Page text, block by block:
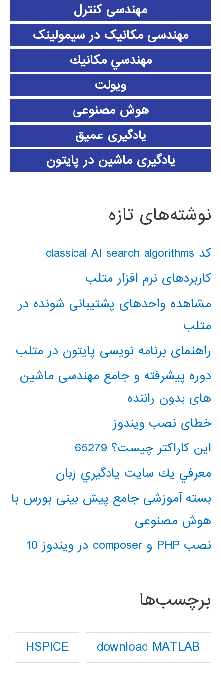
مهندسی کنترل
مهندسی مکانیک در سیمولینک
مهندسي مكانيك
ویولت
هوش مصنوعی
یادگیری عمیق
یادگیری ماشین در پایتون
نوشته‌های تازه
کد classical AI search algorithms
کاربردهای نرم افزار متلب
مشاهده واحدهای پشتیبانی شونده در
متلب
راهنمای برنامه نویسی پایتون در متلب
دوره پیشرفته و جامع مهندسی ماشین
های بدون راننده
خطای نصب ویندوز
این کاراکتر چیست؟ 65279
معرفي يك سايت يادگيري زبان
بسته آموزشی جامع پیش بینی بورس با
هوش مصنوعی
نصب PHP و composer در ویندوز 10
برچسب‌ها
download MATLAB
HSPICE